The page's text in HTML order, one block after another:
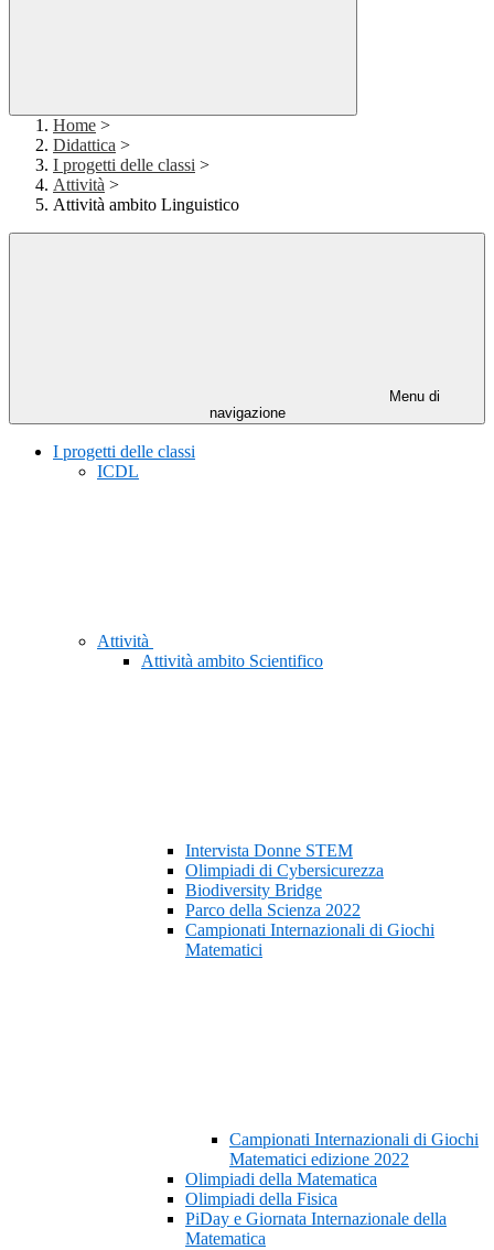
Home >
Didattica >
I progetti delle classi >
Attività >
Attività ambito Linguistico
Menu di
navigazione
I progetti delle classi
ICDL
Attività
Attività ambito Scientifico
Intervista Donne STEM
Olimpiadi di Cybersicurezza
Biodiversity Bridge
Parco della Scienza 2022
Campionati Internazionali di Giochi
Matematici
Campionati Internazionali di Giochi
Matematici edizione 2022
Olimpiadi della Matematica
Olimpiadi della Fisica
PiDay e Giornata Internazionale della
Matematica